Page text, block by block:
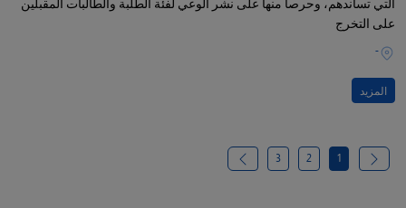
التي تساندهم، وحرصا منها على نشر الوعي لفئة الطلبة والطالبات المقبلين
على التخرج
-
المزيد
1
2
3